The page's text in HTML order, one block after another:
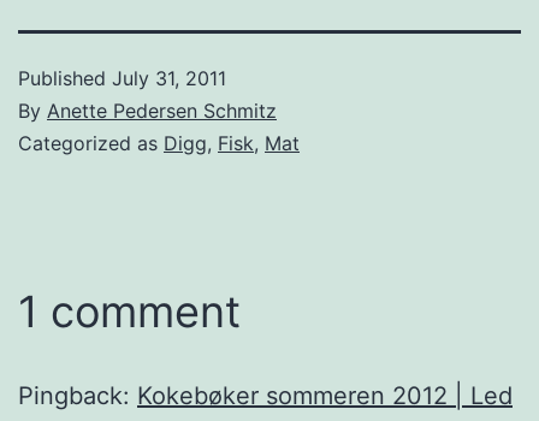
Published July 31, 2011
By Anette Pedersen Schmitz
Categorized as Digg, Fisk, Mat
1 comment
Pingback: Kokebøker sommeren 2012 | Led